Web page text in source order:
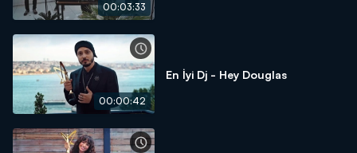
00:03:33
00:00:42
En İyi Dj - Hey Douglas